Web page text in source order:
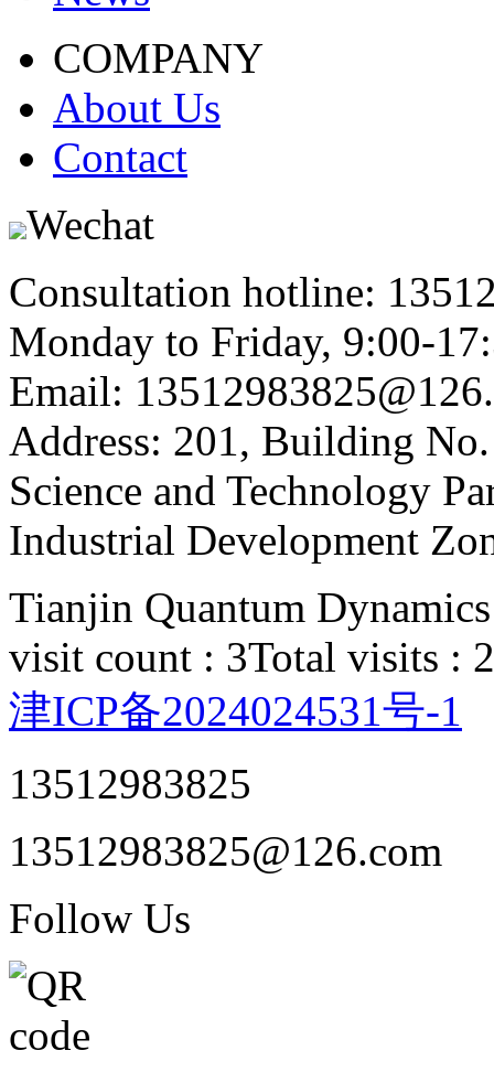
COMPANY
About Us
Contact
Wechat
Consultation hotline:
Monday to Friday, 9:00-
Email:
Address: 201, Building
Science and Technology
Industrial Development
Tianjin Quantum
visit count : 3Total visits :
津ICP备2024024531号-1
13512983825
13512983825@126.com
Follow Us